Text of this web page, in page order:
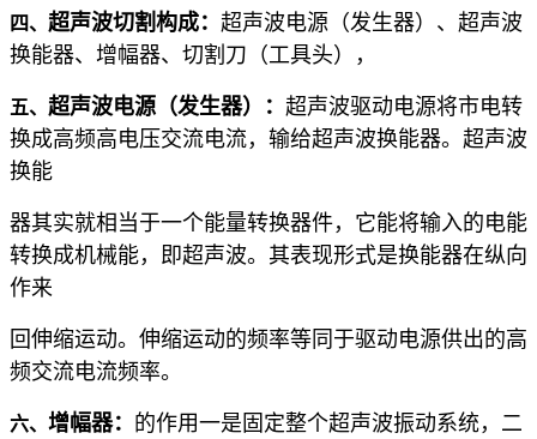
四、 超声波切割构成： 超声波电源（发生器）、超声波
换能器、增幅器、切割刀（工具头），
五、 超声波电源 （发生器）： 超声波驱动电源将市电转
换成高频高电压交流电流，输给超声波换能器。超声波
换能
器其实就相当于一个能量转换器件，它能将输入的电能
转换成机械能，即超声波。其表现形式是换能器在纵向
作来
回伸缩运动。伸缩运动的频率等同于驱动电源供出的高
频交流电流频率。
六、 增幅器： 的作用一是固定整个超声波振动系统，二